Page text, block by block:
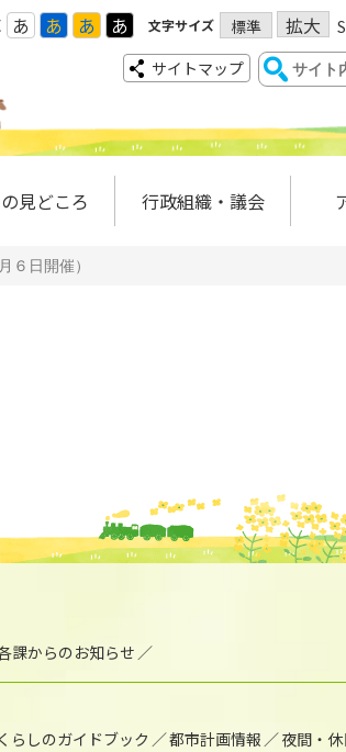
あ あ あ あ 文字サイズ 標準 拡大
サイトマップ
見どころ 行政組織・議会
６日開催）
課からのお知らせ
くらしのガイドブック 都市計画情報
夜間・